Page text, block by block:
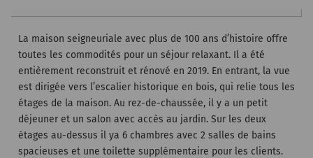
La maison seigneuriale avec plus de 100 ans d’histoire offre
toutes les commodités pour un séjour relaxant. Il a été
entièrement reconstruit et rénové en 2019. En entrant, la vue
est dirigée vers l’escalier historique en bois, qui relie tous les
étages de la maison. Au rez-de-chaussée, il y a un petit
déjeuner et un salon avec accès au jardin. Sur les deux
étages au-dessus il ya 6 chambres avec 2 salles de bains
spacieuses et une toilette supplémentaire pour les clients.